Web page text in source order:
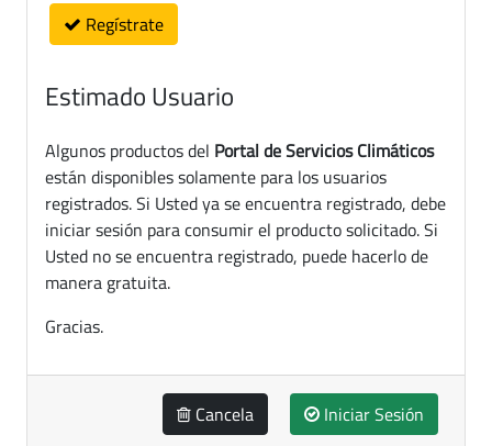
Regístrate
Estimado Usuario
Algunos productos del Portal de Servicios Climáticos
están disponibles solamente para los usuarios
registrados. Si Usted ya se encuentra registrado, debe
iniciar sesión para consumir el producto solicitado. Si
Usted no se encuentra registrado, puede hacerlo de
manera gratuita.
Gracias.
Cancela Iniciar Sesión